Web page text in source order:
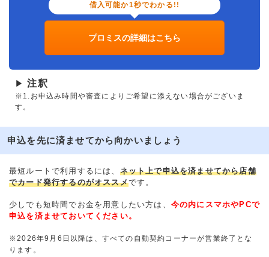
借入可能か1秒でわかる!!
プロミスの詳細はこちら
▶ 注釈
※1.お申込み時間や審査によりご希望に添えない場合がございま
す。
申込を先に済ませてから向かいましょう
最短ルートで利用するには、 ネット上で申込を済ませてから店舗
でカード発行するのがオススメです。
少しでも短時間でお金を用意したい方は、 今の内にスマホやPCで
申込を済ませておいてください。
※2026年9月6日以降は、すべての自動契約コーナーが営業終了とな
ります。